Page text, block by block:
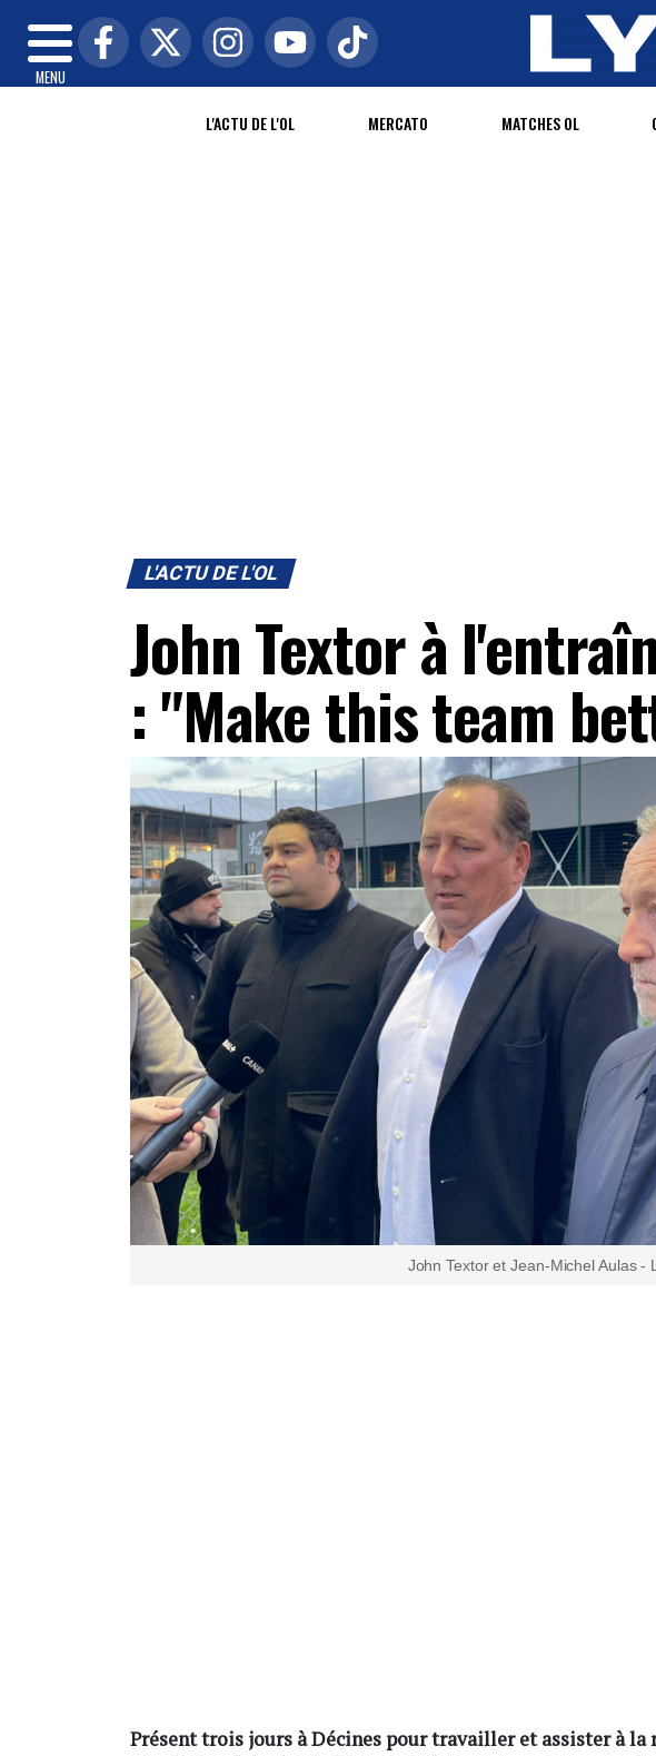
MENU
L'ACTU DE L'OL MERCATO MATCHES OL
L'ACTU DE L'OL
John Textor à
: "Make this team
John Textor et Jean-Michel Aulas -
Présent trois jours à Décines pour travailler et assister à